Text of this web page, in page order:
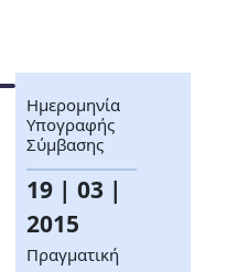
Ημερομηνία
Υπογραφής
Σύμβασης
19 | 03 |
2015
Πραγματική